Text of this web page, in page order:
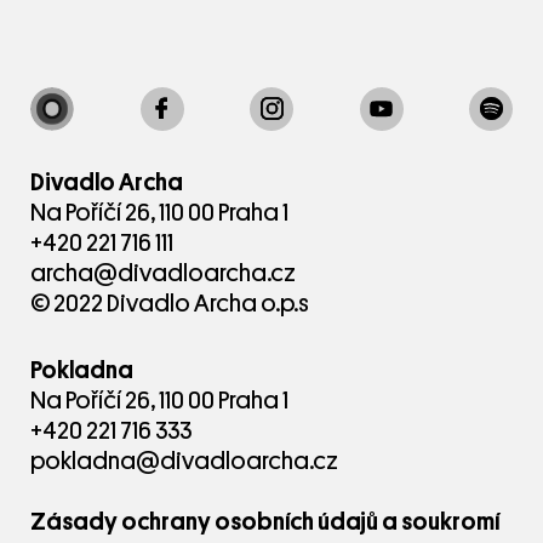
Divadlo Archa
Na Poříčí 26, 110 00 Praha 1
+420 221 716 111
archa@divadloarcha.cz
© 2022 Divadlo Archa o.p.s
Pokladna
Na Poříčí 26, 110 00 Praha 1
+420 221 716 333
pokladna@divadloarcha.cz
Zásady ochrany osobních údajů a soukromí